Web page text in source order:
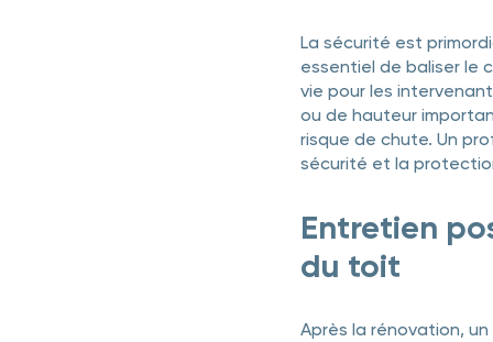
La sécurité est
essentiel de baliser le
vie pour les
ou de hauteur
risque de chute. Un
sécurité et la
Entretien
du toit
Après la rénovation,